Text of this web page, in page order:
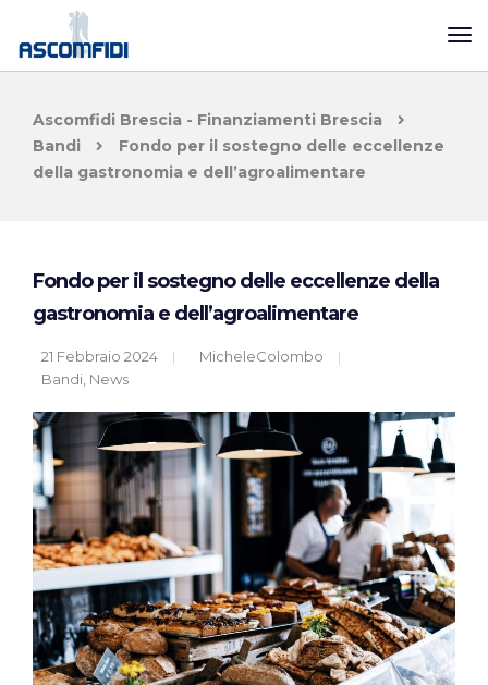
Ascomfidi Brescia - Finanziamenti Brescia
Bandi
Fondo per il sostegno delle eccellenze
della gastronomia e dell’agroalimentare
Fondo per il sostegno delle eccellenze della
gastronomia e dell’agroalimentare
21 Febbraio 2024
MicheleColombo
Bandi News